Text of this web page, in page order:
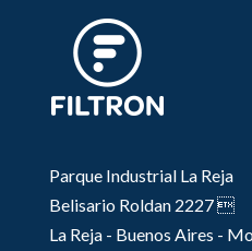
Parque Industrial La Reja
Belisario Roldan 2227 
La Reja - Buenos Aires -